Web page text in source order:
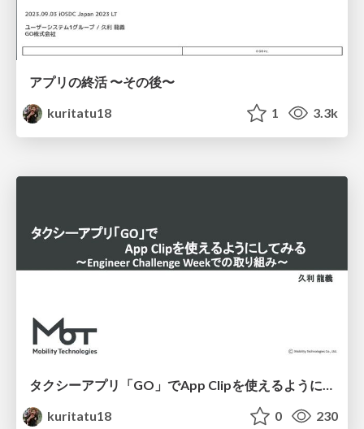
アプリの終活 〜その後〜
kuritatu18
1 3.3k
kuritatu18
0 230